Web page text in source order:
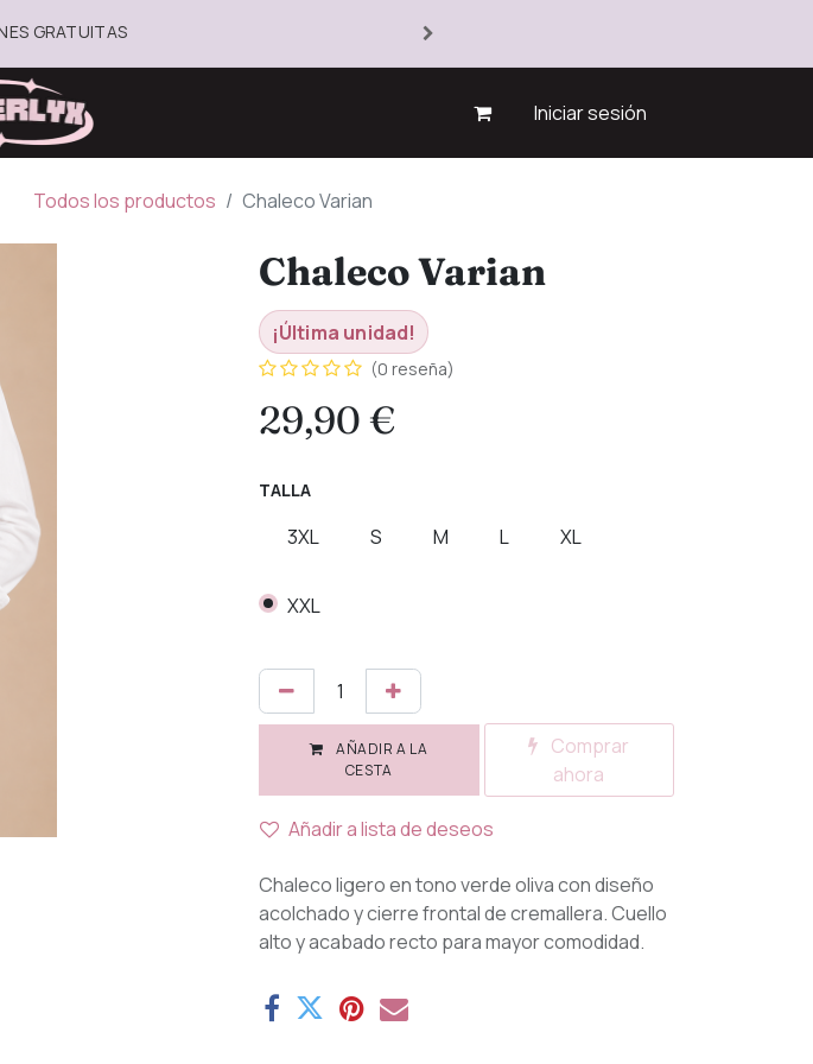
GRATUITAS
Iniciar sesión
Todos los productos Chaleco Varian
Chaleco Varian
¡Última unidad!
(0 reseña)
29,90 €
TALLA
3XL S M L XL
XXL
AÑADIR A LA
CESTA
Comprar
ahora
Añadir a lista de deseos
Chaleco ligero en tono verde oliva con diseño
acolchado y cierre frontal de cremallera. Cuello
alto y acabado recto para mayor comodidad.